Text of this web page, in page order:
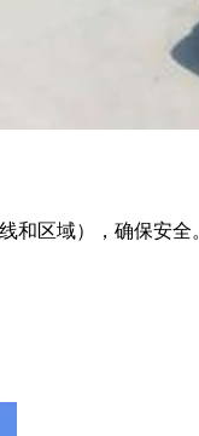
区域），确保安全。